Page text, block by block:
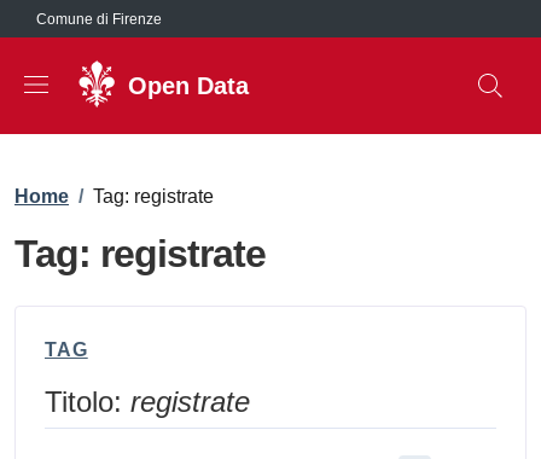
Salta al contenuto principale
Comune di Firenze
Open Data
Briciole di pane
Home / Tag: registrate
Tag: registrate
TAG
Titolo: registrate